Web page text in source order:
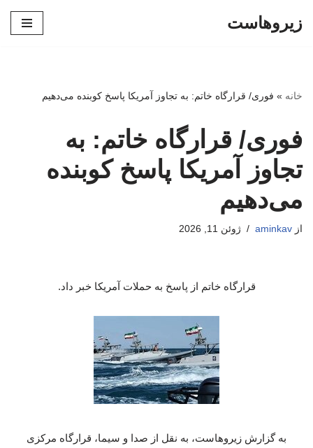
زیروهاست
خانه » فوری/ قرارگاه خاتم: به تجاوز آمریکا پاسخ کوبنده می‌دهیم
فوری/ قرارگاه خاتم: به
تجاوز آمریکا پاسخ کوبنده
می‌دهیم
از aminkav ژوئن 11, 2026
قرارگاه خاتم از پاسخ به حملات آمریکا خبر داد.
به گزارش زیروهاست، به نقل از صدا و سیما، قرارگاه مرکزی